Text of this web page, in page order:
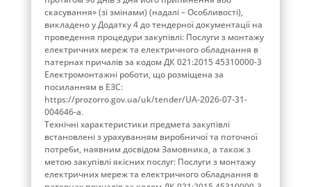
скасування» (зі змінами) (надалі – Особливості),
викладено у Додатку 4 до тендерної документації на
проведення процедури закупівлі: Послуги з монтажу
електричних мереж та електричного обладнання в
патернах причалів за кодом ДК 021:2015 45310000-3
Електромонтажні роботи, що розміщена за
посиланням в ЕЗС:
https://prozorro.gov.ua/uk/tender/UA-2026-07-31-
004646-a.
Технічні характеристики предмета закупівлі
встановлені з урахуванням виробничої та поточної
потреби, наявним досвідом Замовника, а також з
метою закупівлі якісних послуг: Послуги з монтажу
електричних мереж та електричного обладнання в